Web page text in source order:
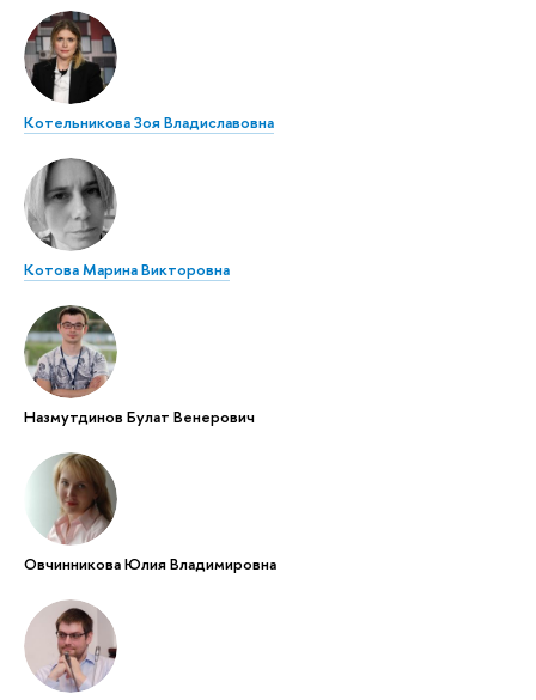
Котельникова Зоя Владиславовна
Котова Марина Викторовна
Назмутдинов Булат Венерович
Овчинникова Юлия Владимировна